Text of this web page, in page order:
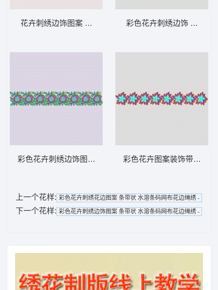
花卉刺绣边饰图案 条带状 水溶条码网布花边
彩色花卉刺绣边饰图案 条带状 水溶条码网布
彩色花卉刺绣边饰 条带状
彩色花卉图案装饰带 条带
上一个花样: 彩色花卉刺绣花边图案 条带状 水溶条码网布花边绳绣 -
下一个花样: 彩色花卉刺绣边饰图案 条带状 水溶条码网布花边绳绣 -